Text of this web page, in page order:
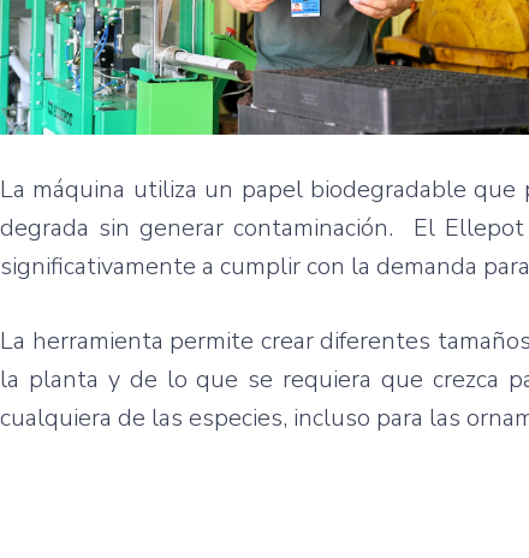
La máquina utiliza un papel biodegradable
degrada sin generar contaminación. El
significativamente a cumplir con la demanda
La herramienta permite crear diferentes
la planta y de lo que se requiera que crezca
cualquiera de las especies, incluso para las